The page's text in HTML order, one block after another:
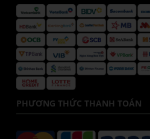
PHƯƠNG THỨC THANH TOÁN